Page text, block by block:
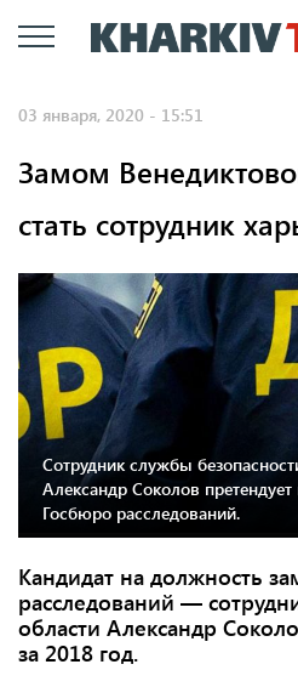
к
03 января, 2020 - 15:51
Замом
стать сотрудник
Сотрудник службы
Александр Соколов
Госбюро расследований.
Кандидат на должность
расследований —
области Александр
за 2018 год.